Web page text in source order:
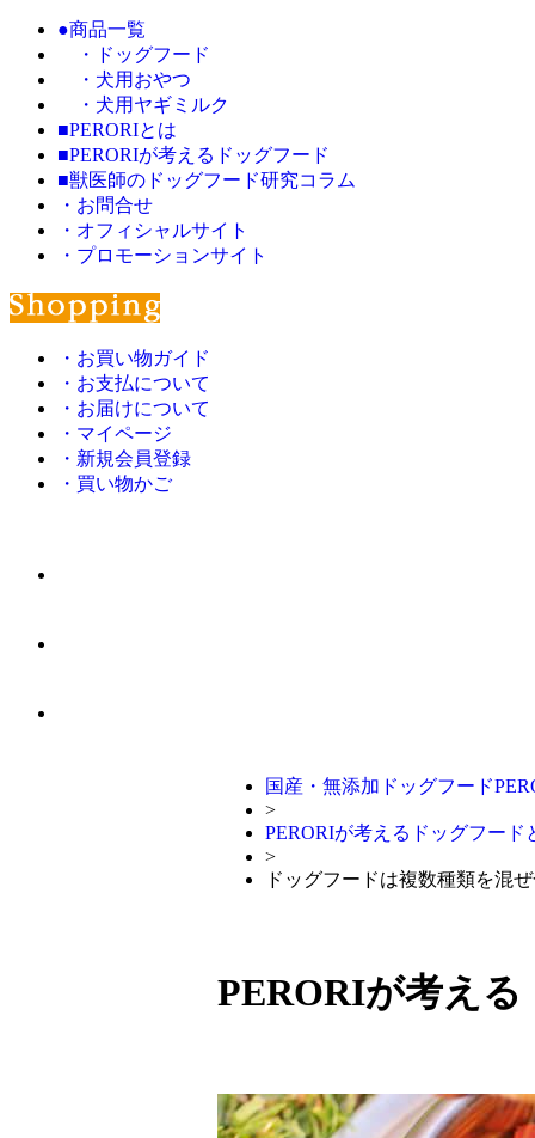
●商品一覧
・ドッグフード
・犬用おやつ
・犬用ヤギミルク
■PERORIとは
■PERORIが考えるドッグフード
■獣医師のドッグフード研究コラム
・お問合せ
・オフィシャルサイト
・プロモーションサイト
・お買い物ガイド
・お支払について
・お届けについて
・マイページ
・新規会員登録
・買い物かご
国産・無添加ドッグフード
>
PERORIが考えるドッグフード
>
ドッグフードは複数種類を混
PERORIが考え